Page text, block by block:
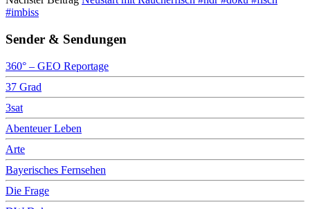
#imbiss
Sender & Sendungen
360° – GEO Reportage
37 Grad
3sat
Abenteuer Leben
Arte
Bayerisches Fernsehen
Die Frage